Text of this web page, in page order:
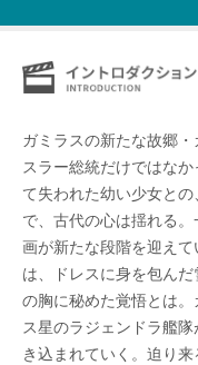
ガミラスの新たな故郷
スラー総統だけではな
て失われた幼い少女と
で、古代の心は揺れる
画が新たな段階を迎え
は、ドレスに身を包ん
の胸に秘めた覚悟とは
ス星のラジェンドラ艦
き込まれていく。迫り